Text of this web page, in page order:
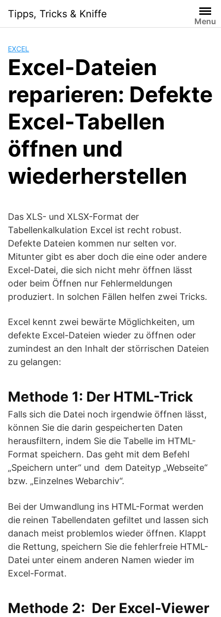
content
Tipps, Tricks & Kniffe
Menu
EXCEL
Excel-Dateien
reparieren: Defekte
Excel-Tabellen
öffnen und
wiederherstellen
Das XLS- und XLSX-Format der
Tabellenkalkulation Excel ist recht robust.
Defekte Dateien kommen nur selten vor.
Mitunter gibt es aber doch die eine oder andere
Excel-Datei, die sich nicht mehr öffnen lässt
oder beim Öffnen nur Fehlermeldungen
produziert. In solchen Fällen helfen zwei Tricks.
Excel kennt zwei bewärte Möglichkeiten, um
defekte Excel-Dateien wieder zu öffnen oder
zumindest an den Inhalt der störrischen Dateien
zu gelangen:
Methode 1: Der HTML-Trick
Falls sich die Datei noch irgendwie öffnen lässt,
können Sie die darin gespeicherten Daten
herausfiltern, indem Sie die Tabelle im HTML-
Format speichern. Das geht mit dem Befehl
„Speichern unter“ und dem Dateityp „Webseite“
bzw. „Einzelnes Webarchiv“.
Bei der Umwandlung ins HTML-Format werden
die reinen Tabellendaten gefiltet und lassen sich
danach meist problemlos wieder öffnen. Klappt
die Rettung, speichern Sie die fehlerfreie HTML-
Datei unter einem anderen Namen wieder im
Excel-Format.
Methode 2: Der Excel-Viewer